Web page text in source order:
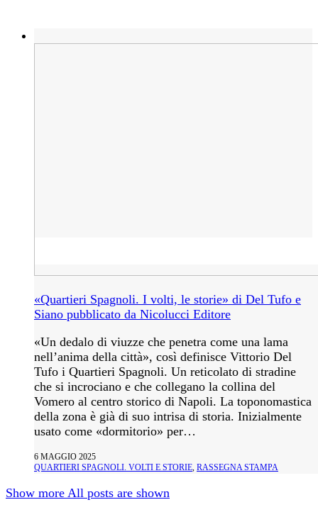
«Quartieri Spagnoli. I volti, le storie» di Del Tufo e
Siano pubblicato da Nicolucci Editore
«Un dedalo di viuzze che penetra come una lama
nell’anima della città», così definisce Vittorio Del
Tufo i Quartieri Spagnoli. Un reticolato di stradine
che si incrociano e che collegano la collina del
Vomero al centro storico di Napoli. La toponomastica
della zona è già di suo intrisa di storia. Inizialmente
usato come «dormitorio» per…
6 MAGGIO 2025
QUARTIERI SPAGNOLI. VOLTI E STORIE, RASSEGNA STAMPA
Show more All posts are shown